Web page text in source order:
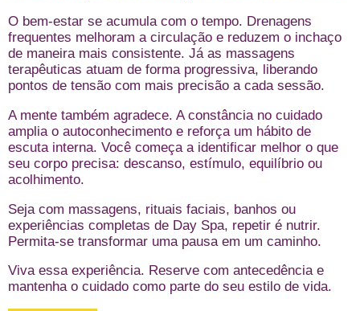
O bem-estar se acumula com o tempo. Drenagens
frequentes melhoram a circulação e reduzem o inchaço
de maneira mais consistente. Já as massagens
terapêuticas atuam de forma progressiva, liberando
pontos de tensão com mais precisão a cada sessão.
A mente também agradece. A constância no cuidado
amplia o autoconhecimento e reforça um hábito de
escuta interna. Você começa a identificar melhor o que
seu corpo precisa: descanso, estímulo, equilíbrio ou
acolhimento.
Seja com massagens, rituais faciais, banhos ou
experiências completas de Day Spa, repetir é nutrir.
Permita-se transformar uma pausa em um caminho.
Viva essa experiência. Reserve com antecedência e
mantenha o cuidado como parte do seu estilo de vida.